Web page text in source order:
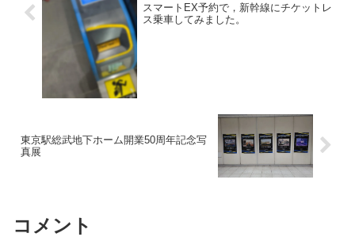
スマートEX予約で，新幹線にチケットレ
ス乗車してみました。
東京駅総武地下ホーム開業50周年記念写
真展
コメント